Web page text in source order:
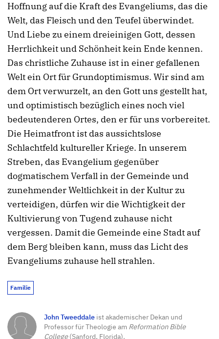
Hoffnung auf die Kraft des Evangeliums, das die
Welt, das Fleisch und den Teufel überwindet.
Und Liebe zu einem dreieinigen Gott, dessen
Herrlichkeit und Schönheit kein Ende kennen.
Das christliche Zuhause ist in einer gefallenen
Welt ein Ort für Grundoptimismus. Wir sind am
dem Ort verwurzelt, an den Gott uns gestellt hat,
und optimistisch bezüglich eines noch viel
bedeutenderen Ortes, den er für uns vorbereitet.
Die Heimatfront ist das aussichtslose
Schlachtfeld kultureller Kriege. In unserem
Streben, das Evangelium gegenüber
dogmatischem Verfall in der Gemeinde und
zunehmender Weltlichkeit in der Kultur zu
verteidigen, dürfen wir die Wichtigkeit der
Kultivierung von Tugend zuhause nicht
vergessen. Damit die Gemeinde eine Stadt auf
dem Berg bleiben kann, muss das Licht des
Evangeliums zuhause hell strahlen.
Familie
John Tweeddale ist akademischer Dekan und
Professor für Theologie am Reformation Bible
College(Sanford, Florida).